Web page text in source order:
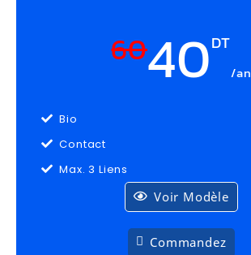
6040DT
/an
Bio
Contact
Max. 3 Liens
Voir Modèle
Commandez